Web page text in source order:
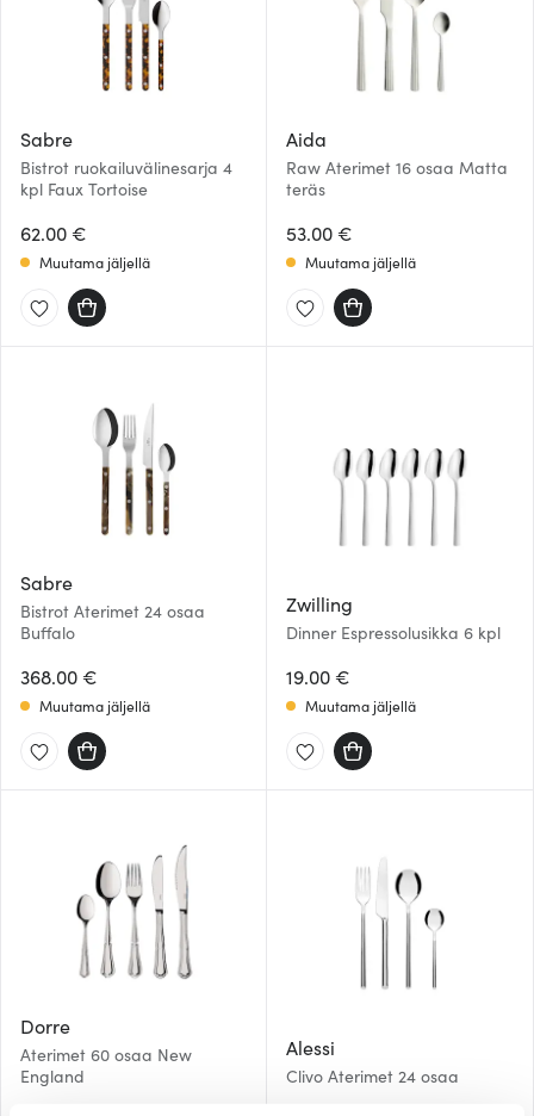
Sabre
Bistrot ruokailuvälinesarja 4
kpl Faux Tortoise
62.00 €
Muutama jäljellä
Aida
Raw Aterimet 16 osaa Matta
teräs
53.00 €
Muutama jäljellä
Sabre
Bistrot Aterimet 24 osaa
Buffalo
368.00 €
Muutama jäljellä
Zwilling
Dinner Espressolusikka 6 kpl
19.00 €
Muutama jäljellä
Dorre
Aterimet 60 osaa New
England
Alessi
Clivo Aterimet 24 osaa